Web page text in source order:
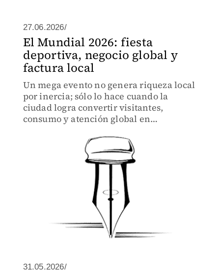
27.06.2026/
El Mundial 2026: fiesta
deportiva, negocio global y
factura local
Un mega evento no genera riqueza local
por inercia; sólo lo hace cuando la
ciudad logra convertir visitantes,
consumo y atención global en
31.05.2026/